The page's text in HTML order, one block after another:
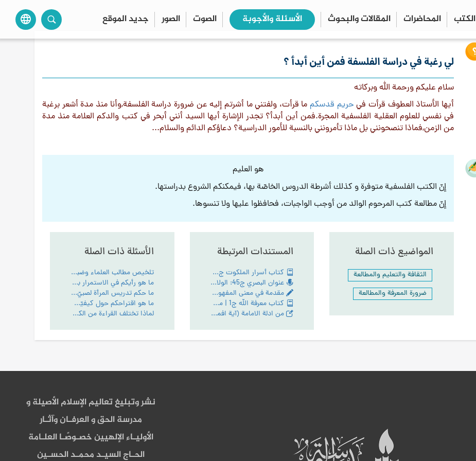
الكتب المحاضرات المقالات والبحوث الأسئلة والأجوبة الصوت الصور جديد الموقع language search
close
لي رغبة في دراسة الفلسفة فمن أين أبدأ ؟
سلام عليكم ورحمة الله وبركاته
أيها الأستاذ العطوف قرأت في حريم قدسكمما قرأت، ولفتني ما أشرتم إليه عن ضرورة دراسة الفلسفة,وأنا منذ مدة أشعر برغبة
في نفسي للعلوم العقلية الفلسفية المجرة.فمن أين أبدأ؟ تجدر الإشارة أيها السيد أنني أبحر في كتب والدكم العلامة منذ مدة
من الزمن,فماذا تنصحونني بل ماذا تأمرونني بالنسبة للأمور الدراسية؟ دعاؤكم الدائم والسلام...
هو العليم
إنّ الكتب الفلسفية متوفرة و كذلك أشرطة الدروس الخاصّة بها، فيمكنكم الشروع بدراستها.
إنّ مطالعة كتب المرحوم الوالد من أوجب الواجبات، فحافظوا عليها ولا تنسوها.
المواضيع ذات الصلة
الثقافة والتعليم والمطالعة
ضرورة المعرفة والمطالعة
المستندات المرتبطة
كتاب أسرار الملكوت ج3 | مع PDF
عنوان البصري ج45: الولاية المطلقة لله واوليائه
مقدمة في معنى المفهوم و المنطوق
كتاب معرفة الله ج1 | مع PDF
من ادلة الامامة (آية افمن يهدي الي الحق... ومبدا لزوم اتباع الحق)
الأسئلة ذات الصلة
تلخيص مطالب العلماء وضبطها ونشرها - الأخلاق والعرفان
ما هو رأيكم في الاستمرار بدراسة مرحلة الماجستير في قسم الفلسفة الإسلامية؟ - الاجتماع
ما حكم تدريس المرأة لصبيّ في المرحلة المتوسطة و الثانوية ؟ - الاجتماع
ما هو اقتراحكم حول كيفيّة التدرّج في مطالعة كتب المرحوم العلامة الطهرانيّ رحمة الله عليه؟ - الأخلاق والعرفان
لماذا تختلف القراءة من الكتاب عن الأقراص الليزرية ؟ - الاجتماع
نشر وتبليغ تعاليم الإسلام الأصيلة و
مدرسة الحق و العرفـان وآثـار
الأوليـاء الإلهيين خصـوصًـا العلـامة
الحـاج السيـد محمـد الحسـين